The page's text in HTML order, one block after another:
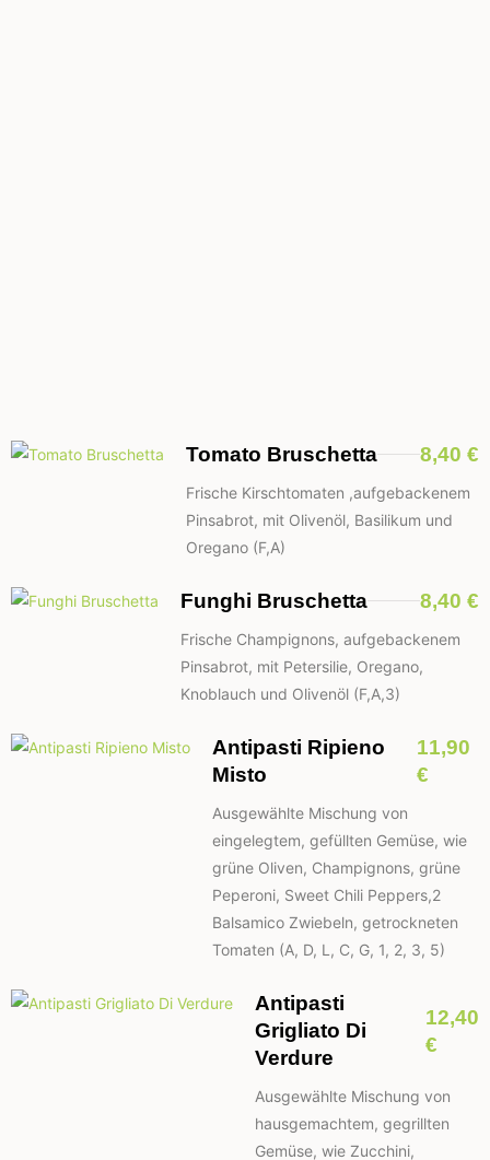
Tomato Bruschetta 8,40 €
Frische Kirschtomaten ,aufgebackenem
Pinsabrot, mit Olivenöl, Basilikum und
Oregano (F,A)
Funghi Bruschetta 8,40 €
Frische Champignons, aufgebackenem
Pinsabrot, mit Petersilie, Oregano,
Knoblauch und Olivenöl (F,A,3)
Antipasti Ripieno
Misto
11,90
€
Ausgewählte Mischung von
eingelegtem, gefüllten Gemüse, wie
grüne Oliven, Champignons, grüne
Peperoni, Sweet Chili Peppers,2
Balsamico Zwiebeln, getrockneten
Tomaten (A, D, L, C, G, 1, 2, 3, 5)
Antipasti
Grigliato Di
Verdure
12,40
€
Ausgewählte Mischung von
hausgemachtem, gegrillten
Gemüse, wie Zucchini,